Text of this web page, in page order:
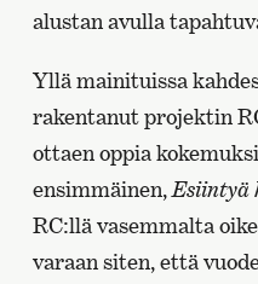
alustan avulla
Yllä mainituissa
rakentanut projektin
ottaen oppia
ensimmäinen,Esiintyä
RC:llä vasemmalta
varaan siten, että